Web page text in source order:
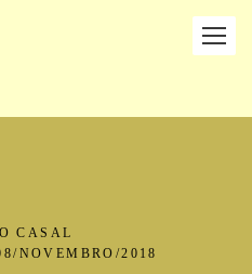
CASAL
NOVEMBRO/2018